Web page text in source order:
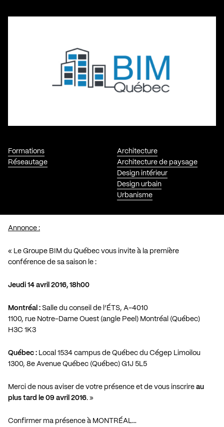
Formations
Réseautage
Architecture
Architecture de paysage
Design intérieur
Design urbain
Urbanisme
Annonce :
« Le Groupe BIM du Québec vous invite à la première
conférence de sa saison le :
Jeudi 14 avril 2016, 18h00
Montréal : Salle du conseil de l’ÉTS, A-4010
1100, rue Notre-Dame Ouest (angle Peel) Montréal (Québec)
H3C 1K3
Québec : Local 1534 campus de Québec du Cégep Limoilou
1300, 8e Avenue Québec (Québec) G1J 5L5
Merci de nous aviser de votre présence et de vous inscrire au
plus tard le 09 avril 2016. »
Confirmer ma présence à MONTRÉAL…